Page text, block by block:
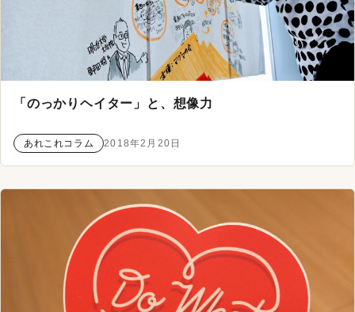
「のっかりヘイター」と、想像力
あれこれコラム 2018年2月20日